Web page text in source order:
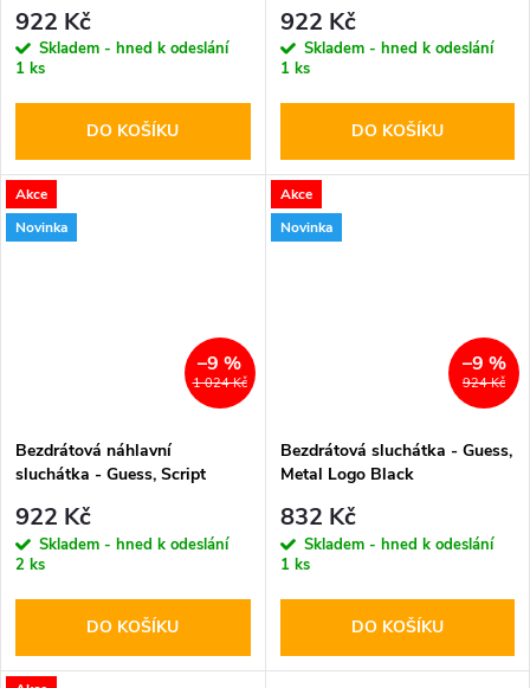
922 Kč
Skladem - hned k odeslání
1 ks
DO KOŠÍKU
922 Kč
Skladem - hned k odeslání
1 ks
DO KOŠÍKU
Akce
Novinka
1 024 Kč
–9 %
Bezdrátová náhlavní
sluchátka - Guess, Script
922 Kč
Skladem - hned k odeslání
2 ks
DO KOŠÍKU
Akce
Novinka
924 Kč
–9 %
Bezdrátová sluchátka - Guess,
Metal Logo Black
832 Kč
Skladem - hned k odeslání
1 ks
DO KOŠÍKU